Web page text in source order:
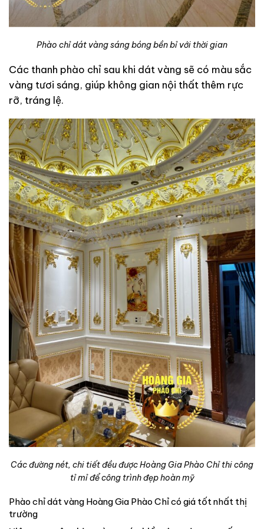
Phào chỉ dát vàng sáng bóng bền bỉ với thời gian
Các thanh phào chỉ sau khi dát vàng sẽ có màu sắc
vàng tươi sáng, giúp không gian nội thất thêm rực
rỡ, tráng lệ.
Các đường nét, chi tiết đều được Hoàng Gia Phào Chỉ thi công
tỉ mỉ để công trình đẹp hoàn mỹ
Phào chỉ dát vàng Hoàng Gia Phào Chỉ có giá tốt nhất thị
trường